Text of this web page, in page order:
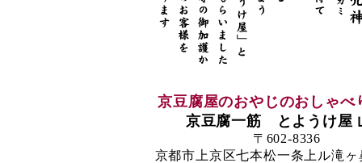
京豆腐屋のおやじのおしゃべ
京豆腐一筋 とようけ屋
〒602-8336
京都市上京区七本松一条上ル滝ヶ